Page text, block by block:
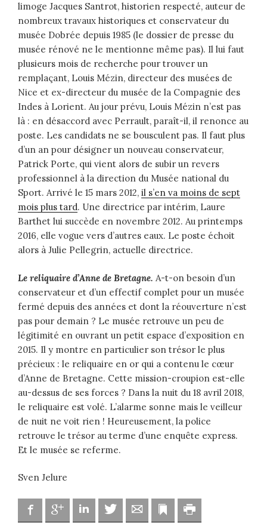
limoge Jacques Santrot, historien respecté, auteur de
nombreux travaux historiques et conservateur du
musée Dobrée depuis 1985 (le dossier de presse du
musée rénové ne le mentionne même pas). Il lui faut
plusieurs mois de recherche pour trouver un
remplaçant, Louis Mézin, directeur des musées de
Nice et ex-directeur du musée de la Compagnie des
Indes à Lorient. Au jour prévu, Louis Mézin n’est pas
là : en désaccord avec Perrault, paraît-il, il renonce au
poste. Les candidats ne se bousculent pas. Il faut plus
d’un an pour désigner un nouveau conservateur,
Patrick Porte, qui vient alors de subir un revers
professionnel à la direction du Musée national du
Sport. Arrivé le 15 mars 2012, il s’en va moins de sept
mois plus tard. Une directrice par intérim, Laure
Barthet lui succède en novembre 2012. Au printemps
2016, elle vogue vers d’autres eaux. Le poste échoit
alors à Julie Pellegrin, actuelle directrice.
Le reliquaire d’Anne de Bretagne. A-t-on besoin d’un
conservateur et d’un effectif complet pour un musée
fermé depuis des années et dont la réouverture n’est
pas pour demain ? Le musée retrouve un peu de
légitimité en ouvrant un petit espace d’exposition en
2015. Il y montre en particulier son trésor le plus
précieux : le reliquaire en or qui a contenu le cœur
d’Anne de Bretagne. Cette mission-croupion est-elle
au-dessus de ses forces ? Dans la nuit du 18 avril 2018,
le reliquaire est volé. L’alarme sonne mais le veilleur
de nuit ne voit rien ! Heureusement, la police
retrouve le trésor au terme d’une enquête express.
Et le musée se referme.
Sven Jelure
FacebookGoogle Linkedin Twitter Adresse mailMarque-page